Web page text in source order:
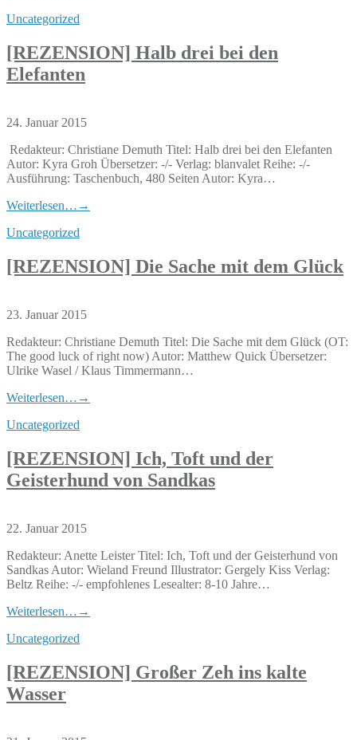
Uncategorized
[REZENSION] Halb drei bei den
Elefanten
24. Januar 2015
Redakteur: Christiane Demuth Titel: Halb drei bei den Elefanten
Autor: Kyra Groh Übersetzer: -/- Verlag: blanvalet Reihe: -/-
Ausführung: Taschenbuch, 480 Seiten Autor: Kyra…
Weiterlesen… →
Uncategorized
[REZENSION] Die Sache mit dem Glück
23. Januar 2015
Redakteur: Christiane Demuth Titel: Die Sache mit dem Glück (OT:
The good luck of right now) Autor: Matthew Quick Übersetzer:
Ulrike Wasel / Klaus Timmermann…
Weiterlesen… →
Uncategorized
[REZENSION] Ich, Toft und der
Geisterhund von Sandkas
22. Januar 2015
Redakteur: Anette Leister Titel: Ich, Toft und der Geisterhund von
Sandkas Autor: Wieland Freund Illustrator: Gergely Kiss Verlag:
Beltz Reihe: -/- empfohlenes Lesealter: 8-10 Jahre…
Weiterlesen… →
Uncategorized
[REZENSION] Großer Zeh ins kalte
Wasser